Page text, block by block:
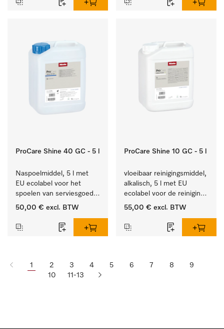
ProCare Shine 40 GC - 5 l
Naspoelmiddel, 5 l met
EU ecolabel voor het
spoelen van serviesgoed,
bestek en glazen.
50,00 € excl. BTW
ProCare Shine 10 GC - 5 l
vloeibaar reinigingsmiddel,
alkalisch, 5 l met EU
ecolabel voor de reiniging
van alledaags vuil op
glazen.
55,00 € excl. BTW
1 2 3 4 5 6 7 8
9
10
11-13